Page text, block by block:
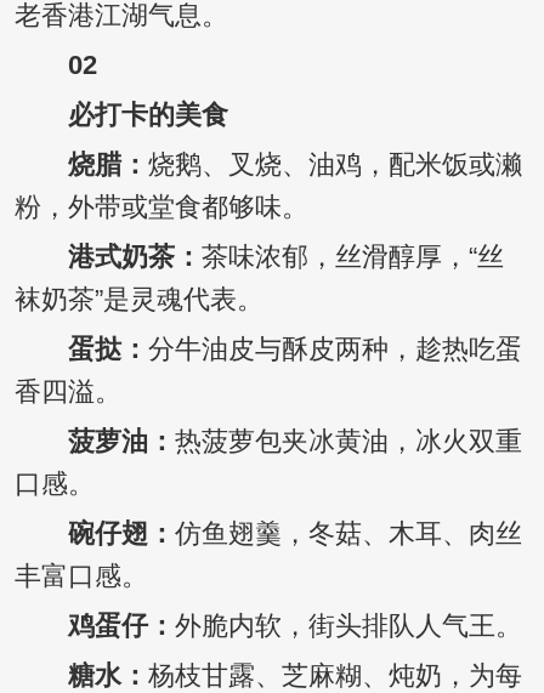
老香港江湖气息。
02
必打卡的美食
烧腊： 烧鹅、叉烧、油鸡，配米饭或濑
粉，外带或堂食都够味。
港式奶茶： 茶味浓郁，丝滑醇厚，“丝
袜奶茶”是灵魂代表。
蛋挞： 分牛油皮与酥皮两种，趁热吃蛋
香四溢。
菠萝油： 热菠萝包夹冰黄油，冰火双重
口感。
碗仔翅： 仿鱼翅羹，冬菇、木耳、肉丝
丰富口感。
鸡蛋仔： 外脆内软，街头排队人气王。
糖水： 杨枝甘露、芝麻糊、炖奶，为每